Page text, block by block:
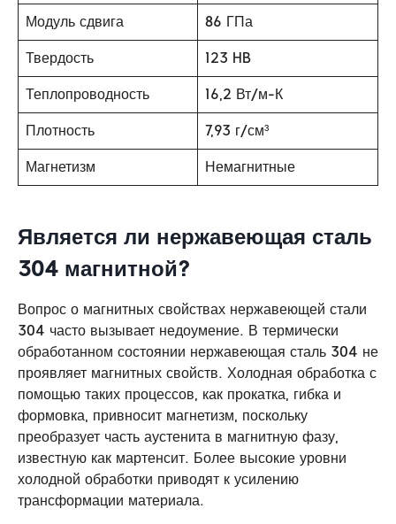
Модуль сдвига 86 ГПа
Твердость 123 HB
Теплопроводность 16,2 Вт/м-К
Плотность 7,93 г/см³
Магнетизм Немагнитные
Является ли нержавеющая сталь
304 магнитной?
Вопрос о магнитных свойствах нержавеющей стали
304 часто вызывает недоумение. В термически
обработанном состоянии нержавеющая сталь 304 не
проявляет магнитных свойств. Холодная обработка с
помощью таких процессов, как прокатка, гибка и
формовка, привносит магнетизм, поскольку
преобразует часть аустенита в магнитную фазу,
известную как мартенсит. Более высокие уровни
холодной обработки приводят к усилению
трансформации материала.